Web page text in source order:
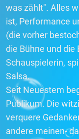
was zählt". Alles
ist, Performance
(die vorher
die Bühne und die
Schauspielerin,
Salsa.
Seit Neuestem
Publikum. Die
verquere
andere meinen-